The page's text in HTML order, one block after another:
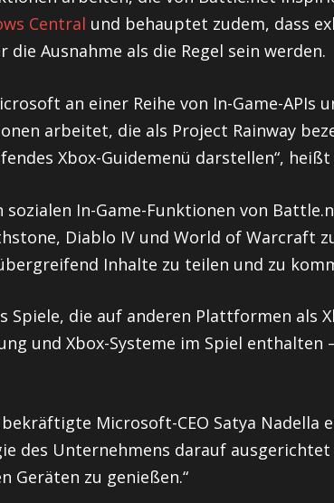
Central und behauptet zudem, dass
Ausnahme als die Regel sein werden.
an einer Reihe von In-Game-APIs
arbeitet, die als Project Rainway
Xbox-Guidemenü darstellen“,
In-Game-Funktionen von
Diablo IV und World of Warcraft
Inhalte zu teilen und zu
Spiele, die auf anderen Plattformen als
und Xbox-Systeme im Spiel enthalten
Microsoft-CEO Satya Nadella
des Unternehmens darauf ausgerichtet
Geräten zu genießen.“